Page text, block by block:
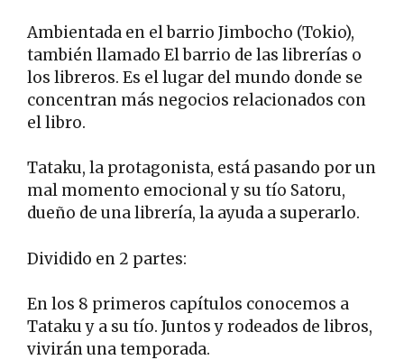
Ambientada en el barrio Jimbocho (Tokio),
también llamado El barrio de las librerías o
los libreros. Es el lugar del mundo donde se
concentran más negocios relacionados con
el libro.
Tataku, la protagonista, está pasando por un
mal momento emocional y su tío Satoru,
dueño de una librería, la ayuda a superarlo.
Dividido en 2 partes:
En los 8 primeros capítulos conocemos a
Tataku y a su tío. Juntos y rodeados de libros,
vivirán una temporada.